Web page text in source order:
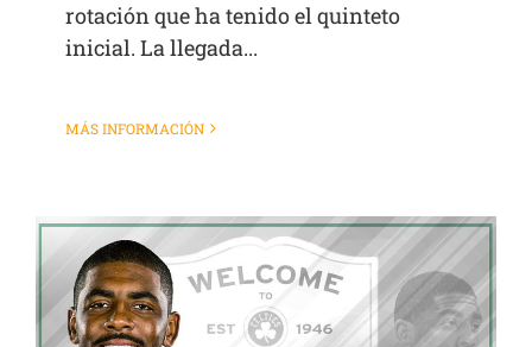
rotación que ha tenido el quinteto
inicial. La llegada...
MÁS INFORMACIÓN